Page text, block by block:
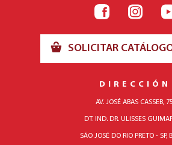
SOLICITAR
DIRECCIÓN
AV. JOSÉ ABAS CASSEB,
DT. IND. DR. ULISSES
SÃO JOSÉ DO RIO PRETO - SP,